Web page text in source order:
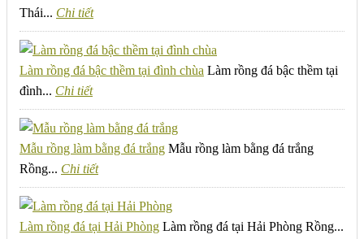
Thái... Chi tiết
Làm rồng đá bậc thềm tại đình chùa Làm rồng đá bậc thềm tại
đình... Chi tiết
Mẫu rồng làm bằng đá trắng Mẫu rồng làm bằng đá trắng
Rồng... Chi tiết
Làm rồng đá tại Hải Phòng Làm rồng đá tại Hải Phòng Rồng...